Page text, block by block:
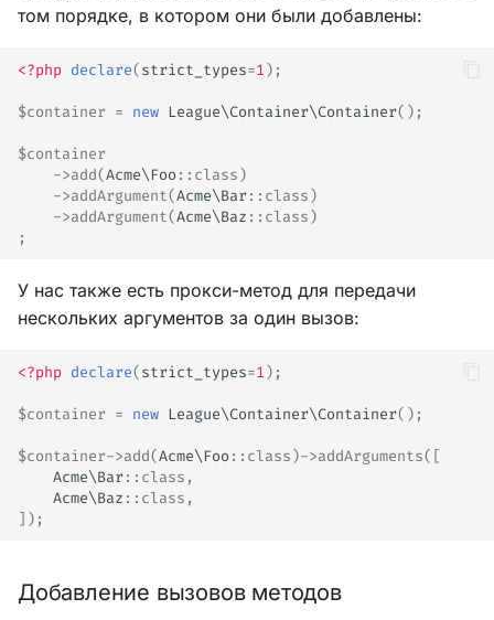
том порядке, в котором они были добавлены:
<?php declare(strict_types=1);
$container = new League\Container\Container();
$container
->add(Acme\Foo:: class)
->addArgument(Acme\Bar:: class)
->addArgument(Acme\Baz :: class)
;
У нас также есть прокси-метод для передачи
нескольких аргументов за один вызов:
<?php declare(strict_types=1);
$container = new League\Container\Container();
$container->add(Acme\Foo:: class)->addArguments([
Acme\Bar:: class ,
Acme\Baz :: class ,
]);
Добавление вызовов методов